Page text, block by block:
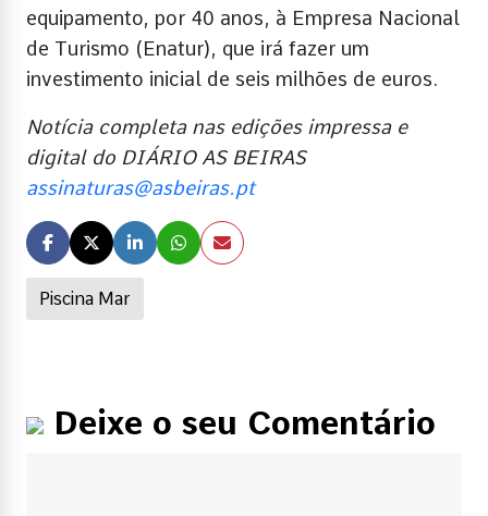
Piscina Mar
equipamento, por 40 anos, à Empresa Nacional
de Turismo (Enatur), que irá fazer um
investimento inicial de seis milhões de euros.
Notícia completa nas edições impressa e
digital do DIÁRIO AS BEIRAS
assinaturas@asbeiras.pt
Deixe o seu Comentário